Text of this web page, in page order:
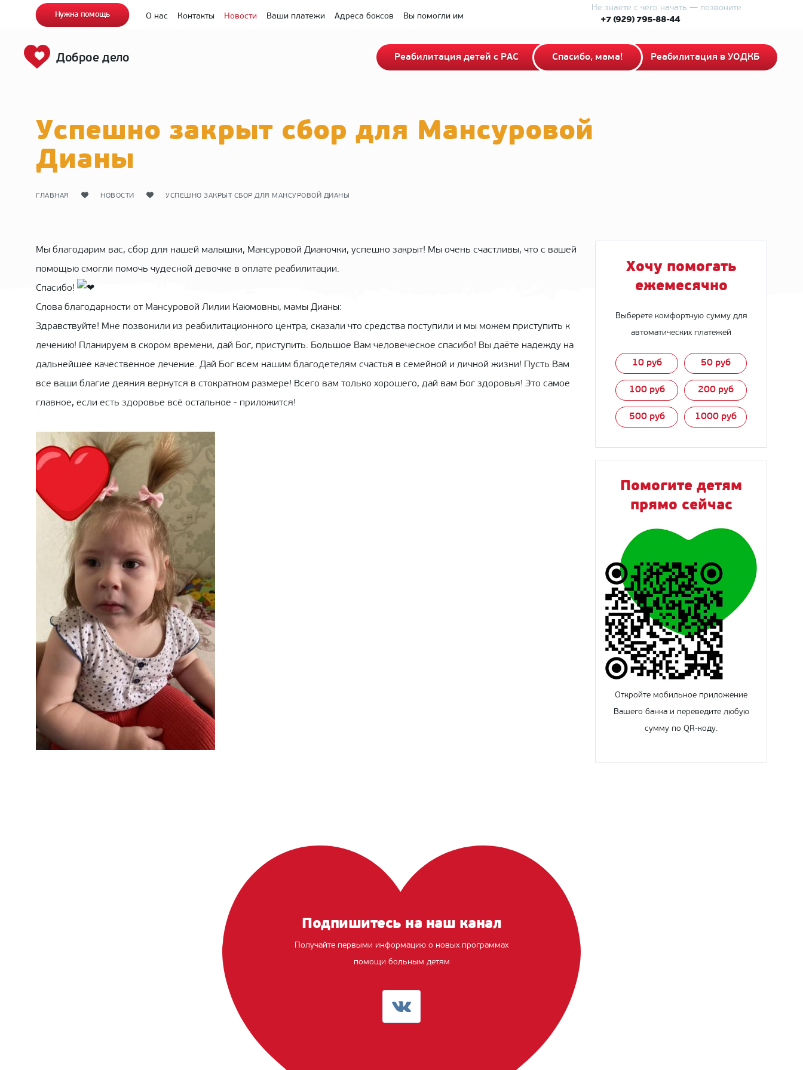
Нужна помощь О нас Контакты Новости Ваши платежи Адреса боксов Вы помогли им
Не знаете с чего начать — позвоните
+7 (929) 795-88-44
Доброе дело Реабилитация детей с РАС Спасибо, мама! Реабилитация в УОДКБ
Успешно закрыт сбор для Мансуровой
Дианы
ГЛАВНАЯ НОВОСТИ УСПЕШНО ЗАКРЫТ СБОР ДЛЯ МАНСУРОВОЙ ДИАНЫ
Мы благодарим вас, сбор для нашей малышки, Мансуровой Дианочки, успешно закрыт! Мы очень счастливы, что с вашей
помощью смогли помочь чудесной девочке в оплате реабилитации.
Спасибо!
Слова благодарности от Мансуровой Лилии Каюмовны, мамы Дианы:
Здравствуйте! Мне позвонили из реабилитационного центра, сказали что средства поступили и мы можем приступить к
лечению! Планируем в скором времени, дай Бог, приступить. Большое Вам человеческое спасибо! Вы даёте надежду на
дальнейшее качественное лечение. Дай Бог всем нашим благодетелям счастья в семейной и личной жизни! Пусть Вам
все ваши благие деяния вернутся в стократном размере! Всего вам только хорошего, дай вам Бог здоровья! Это самое
главное, если есть здоровье всё остальное - приложится!
Хочу помогать
ежемесячно
Выберете комфортную сумму для
автоматических платежей
10 руб 50 руб
100 руб 200 руб
500 руб 1000 руб
Помогите детям
прямо сейчас
Откройте мобильное приложение
Вашего банка и переведите любую
сумму по QR-коду.
Подпишитесь на наш канал
Получайте первыми информацию о новых программах
помощи больным детям